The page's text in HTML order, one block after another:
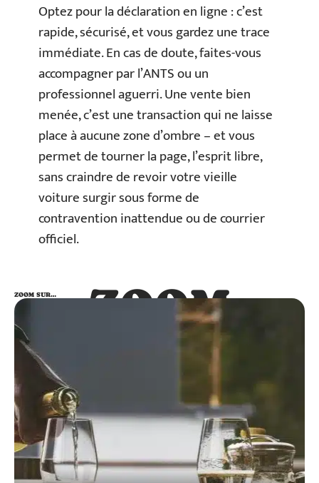
Optez pour la déclaration en ligne : c’est
rapide, sécurisé, et vous gardez une trace
immédiate. En cas de doute, faites-vous
accompagner par l’ANTS ou un
professionnel aguerri. Une vente bien
menée, c’est une transaction qui ne laisse
place à aucune zone d’ombre – et vous
permet de tourner la page, l’esprit libre,
sans craindre de revoir votre vieille
voiture surgir sous forme de
contravention inattendue ou de courrier
officiel.
ZOOM
SUR…
ZOOM SUR…